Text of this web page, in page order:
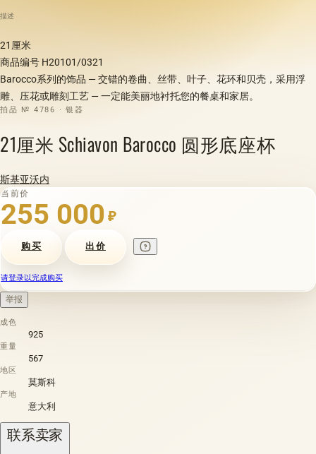
描述
21厘米
商品编号 H20101/0321
Barocco系列的饰品 — 交错的卷曲、丝带、叶子、花环和贝壳，采用浮
雕、压花或雕刻工艺 — 一定能美丽地衬托您的餐桌和家居。
拍品 № 4786 · 银器
21厘米 Schiavon Barocco 圆形底座杯
斯基亚沃内
当前价
255 000 ₽
购买 出价
请登录以完成购买
举报
成色
925
重量
567
地区
莫斯科
产地
意大利
联系卖家